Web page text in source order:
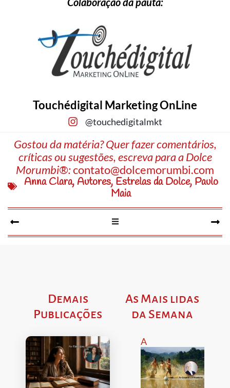
Touchédigital Marketing OnLine
@touchedigitalmkt
Gostou da matéria? Quer fazer comentários,
críticas ou sugestões, escreva para a Dolce
Morumbi®:contato@dolcemorumbi.com
Anna Clara,Autores, Estrelas da Dolce, Paulo
Maia
Demais
Publicações
As Mais lidas
da Semana
A